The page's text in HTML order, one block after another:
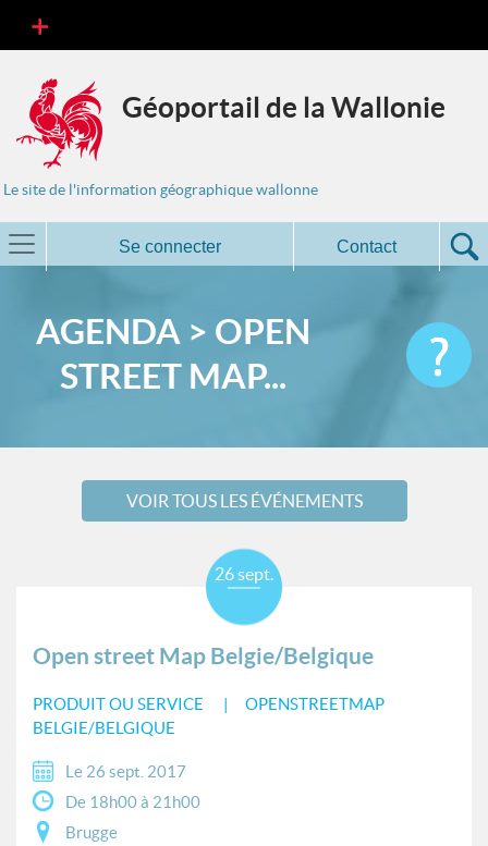
Géoportail de la Wallonie
Le site de l'information géographique wallonne
Se connecter Contact
AGENDA > OPEN
STREET MAP...
VOIR TOUS LES ÉVÉNEMENTS
Open street Map Belgie/Belgique
PRODUIT OU SERVICE
OPENSTREETMAP
BELGIE/BELGIQUE
26 sept.
Le 26 sept. 2017
De 18h00 à 21h00
Brugge